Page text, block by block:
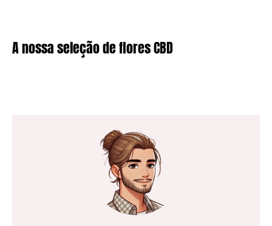
A nossa seleção de flores CBD